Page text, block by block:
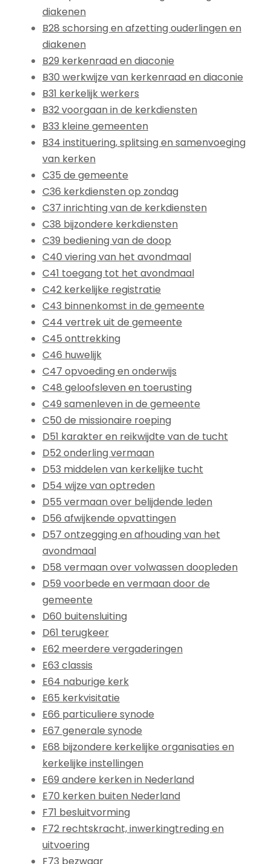
diakenen
B28 schorsing en afzetting ouderlingen en
diakenen
B29 kerkenraad en diaconie
B30 werkwijze van kerkenraad en diaconie
B31 kerkelijk werkers
B32 voorgaan in de kerkdiensten
B33 kleine gemeenten
B34 instituering, splitsing en samenvoeging
van kerken
C35 de gemeente
C36 kerkdiensten op zondag
C37 inrichting van de kerkdiensten
C38 bijzondere kerkdiensten
C39 bediening van de doop
C40 viering van het avondmaal
C41 toegang tot het avondmaal
C42 kerkelijke registratie
C43 binnenkomst in de gemeente
C44 vertrek uit de gemeente
C45 onttrekking
C46 huwelijk
C47 opvoeding en onderwijs
C48 geloofsleven en toerusting
C49 samenleven in de gemeente
C50 de missionaire roeping
D51 karakter en reikwijdte van de tucht
D52 onderling vermaan
D53 middelen van kerkelijke tucht
D54 wijze van optreden
D55 vermaan over belijdende leden
D56 afwijkende opvattingen
D57 ontzegging en afhouding van het
avondmaal
D58 vermaan over volwassen doopleden
D59 voorbede en vermaan door de
gemeente
D60 buitensluiting
D61 terugkeer
E62 meerdere vergaderingen
E63 classis
E64 naburige kerk
E65 kerkvisitatie
E66 particuliere synode
E67 generale synode
E68 bijzondere kerkelijke organisaties en
kerkelijke instellingen
E69 andere kerken in Nederland
E70 kerken buiten Nederland
F71 besluitvorming
F72 rechtskracht, inwerkingtreding en
uitvoering
F73 bezwaar